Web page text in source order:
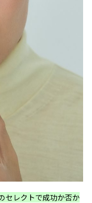
セレクトで成功か否か